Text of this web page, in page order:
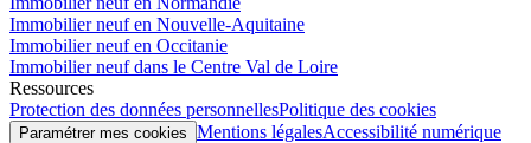
Immobilier neuf en Nouvelle-Aquitaine
Immobilier neuf en Occitanie
Immobilier neuf dans le Centre Val de Loire
Ressources
Protection des données personnellesPolitique des cookies
Paramétrer mes cookies Mentions légalesAccessibilité numérique